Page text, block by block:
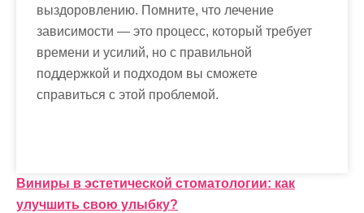
выздоровлению. Помните, что лечение
зависимости — это процесс, который требует
времени и усилий, но с правильной
поддержкой и подходом вы сможете
справиться с этой проблемой.
Н
Виниры в эстетической стоматологии: как
улучшить свою улыбку?